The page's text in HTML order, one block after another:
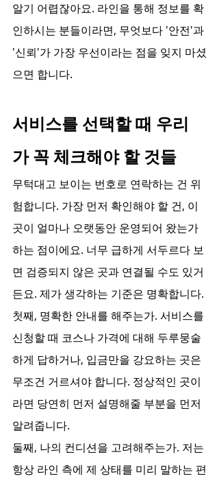
알기 어렵잖아요. 라인을 통해 정보를 확
인하시는 분들이라면, 무엇보다 '안전'과
'신뢰'가 가장 우선이라는 점을 잊지 마셨
으면 합니다.
서비스를 선택할 때 우리
가 꼭 체크해야 할 것들
무턱대고 보이는 번호로 연락하는 건 위
험합니다. 가장 먼저 확인해야 할 건, 이
곳이 얼마나 오랫동안 운영되어 왔는가
하는 점이에요. 너무 급하게 서두르다 보
면 검증되지 않은 곳과 연결될 수도 있거
든요. 제가 생각하는 기준은 명확합니다.
첫째, 명확한 안내를 해주는가. 서비스를
신청할 때 코스나 가격에 대해 두루뭉술
하게 답하거나, 입금만을 강요하는 곳은
무조건 거르셔야 합니다. 정상적인 곳이
라면 당연히 먼저 설명해줄 부분을 먼저
알려줍니다.
둘째, 나의 컨디션을 고려해주는가. 저는
항상 라인 측에 제 상태를 미리 말하는 편